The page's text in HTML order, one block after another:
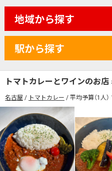
地域から探す
カレーのジャ
無料駐車場あり 1人
モーニングあり ラン
年中無休 5名以上の団
デリバリー対応 禁煙
駅から探す
カレーのジャ
席の予約可 駅から
無料駐車場あり 1人
モーニングあり ラン
トマトカレーとワインのお
名古屋 トマトカレー 平均予算（1人